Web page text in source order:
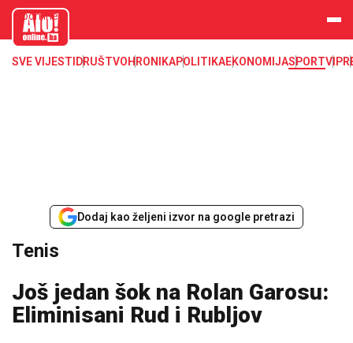
aloonline.b
SVE VIJESTI DRUŠTVOHRONIKAPOLITIKAEKONOMIJASPORTVIP
Dodaj kao željeni izvor na google pretrazi
Tenis
Još jedan šok na Rolan Garosu:
Eliminisani Rud i Rubljov